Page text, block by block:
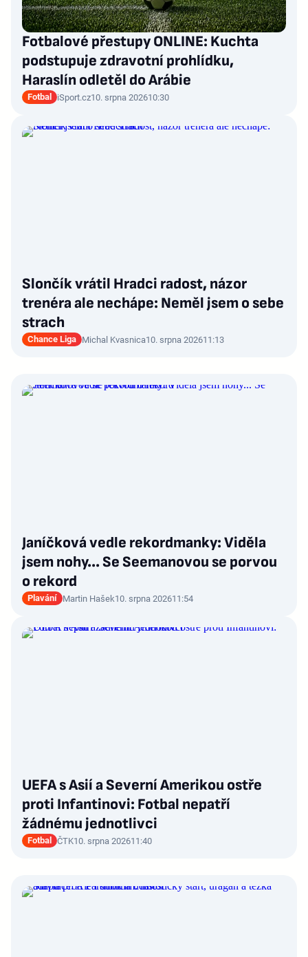
Fotbalové přestupy ONLINE: Kuchta
podstupuje zdravotní prohlídku,
Haraslín odletěl do Arábie
Fotbal iSport.cz10. srpna 202610:30
Slončík vrátil Hradci radost, názor
trenéra ale nechápe: Neměl jsem o sebe
strach
Chance Liga Michal Kvasnica10. srpna 202611:13
Janíčková vedle rekordmanky: Viděla
jsem nohy... Se Seemanovou se porvou
o rekord
Plavání Martin Hašek10. srpna 202611:54
UEFA s Asií a Severní Amerikou ostře
proti Infantinovi: Fotbal nepatří
žádnému jednotlivci
Fotbal ČTK10. srpna 202611:40